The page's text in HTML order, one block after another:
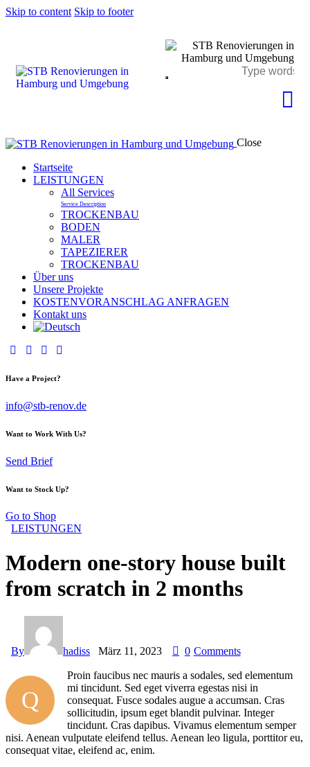
Skip to content Skip to footer
Close
Startseite
LEISTUNGEN
All Services
Service Description
TROCKENBAU
BODEN
MALER
TAPEZIERER
TROCKENBAU
Über uns
Unsere Projekte
KOSTENVORANSCHLAG ANFRAGEN
Kontakt uns
Have a Project?
info@stb-renov.de
Want to Work With Us?
Send Brief
Want to Stock Up?
Go to Shop
LEISTUNGEN
Modern one-story house built
from scratch in 2 months
By hadiss März 11, 2023 0 Comments
Q
Proin faucibus nec mauris a sodales, sed elementum
mi tincidunt. Sed eget viverra egestas nisi in
consequat. Fusce sodales augue a accumsan. Cras
sollicitudin, ipsum eget blandit pulvinar. Integer
tincidunt. Cras dapibus. Vivamus elementum semper
nisi. Aenean vulputate eleifend tellus. Aenean leo ligula, porttitor eu,
consequat vitae, eleifend ac, enim.